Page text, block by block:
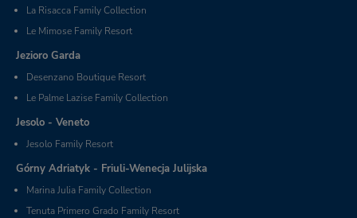
La Risacca Family Collection
Le Mimose Family Resort
Jezioro Garda
Desenzano Boutique Resort
Le Palme Lazise Family Collection
Jesolo - Veneto
Jesolo Family Resort
Górny Adriatyk - Friuli-Wenecja Julijska
Marina Julia Family Collection
Tenuta Primero Grado Family Resort